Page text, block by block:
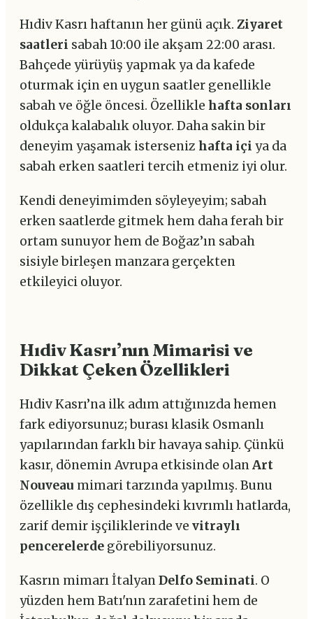
Hıdiv Kasrı haftanın her günü açık. Ziyaret
saatleri sabah 10:00 ile akşam 22:00 arası.
Bahçede yürüyüş yapmak ya da kafede
oturmak için en uygun saatler genellikle
sabah ve öğle öncesi. Özellikle hafta sonları
oldukça kalabalık oluyor. Daha sakin bir
deneyim yaşamak isterseniz hafta içi ya da
sabah erken saatleri tercih etmeniz iyi olur.
Kendi deneyimimden söyleyeyim; sabah
erken saatlerde gitmek hem daha ferah bir
ortam sunuyor hem de Boğaz’ın sabah
sisiyle birleşen manzara gerçekten
etkileyici oluyor.
Hıdiv Kasrı’nın Mimarisi ve
Dikkat Çeken Özellikleri
Hıdiv Kasrı’na ilk adım attığınızda hemen
fark ediyorsunuz; burası klasik Osmanlı
yapılarından farklı bir havaya sahip. Çünkü
kasır, dönemin Avrupa etkisinde olanArt
Nouveau mimari tarzında yapılmış. Bunu
özellikle dış cephesindeki kıvrımlı hatlarda,
zarif demir işçiliklerinde ve vitraylı
pencerelerde görebiliyorsunuz.
Kasrın mimarı İtalyanDelfo Seminati. O
yüzden hem Batı'nın zarafetini hem de